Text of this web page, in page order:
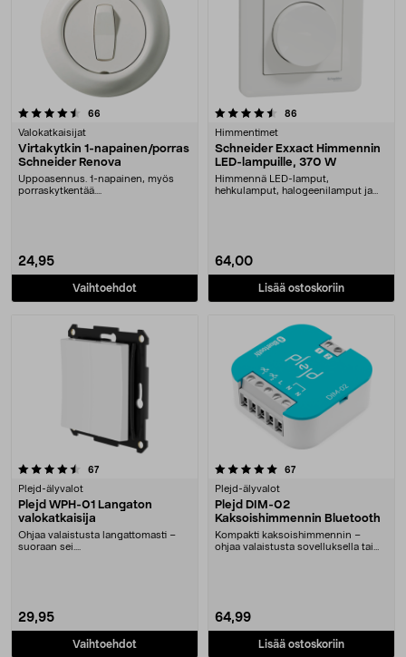
66
Valokatkaisijat
Virtakytkin 1-napainen/porras
Schneider Renova
Uppoasennus. 1-napainen, myös
porraskytkentää....
24,95
Vaihtoehdot
4.5 viidestä tähdestä 86
Himmentimet
Schneider Exxact Himmennin
LED-lampuille, 370 W
Himmennä LED-lamput,
hehkulamput, halogeenilamput ja
64,00
Lisää ostoskoriin
67arvostelut
Plejd-älyvalot
Plejd WPH-01 Langaton
valokatkaisija
Ohjaa valaistusta langattomasti –
suoraan sei....
29,95
Vaihtoehdot
5.0 viidestä tähdestä 67arvostelut
Plejd-älyvalot
Plejd DIM-02
Kaksoishimmennin Bluetooth
Kompakti kaksoishimmennin –
ohjaa valaistusta sovelluksella tai
64,99
Lisää ostoskoriin